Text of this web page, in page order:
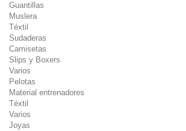
Guantillas
Muslera
Téxtil
Sudaderas
Camisetas
Slips y Boxers
Varios
Pelotas
Material entrenadores
Téxtil
Varios
Joyas